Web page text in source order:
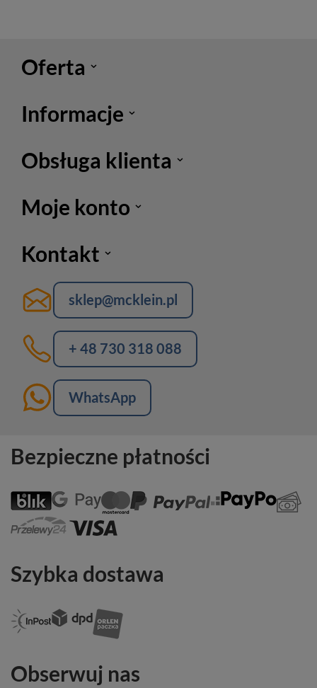
Oferta
Informacje
Obsługa klienta
Moje konto
Kontakt
sklep@mcklein.pl
+ 48 730 318 088
WhatsApp
Bezpieczne płatności
Szybka dostawa
Obserwuj nas